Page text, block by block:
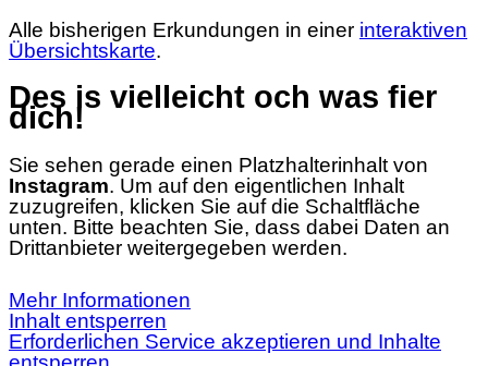
Alle bisherigen Erkundungen in einer interaktiven
Übersichtskarte.
Des is vielleicht och was fier
dich!
Sie sehen gerade einen Platzhalterinhalt von
Instagram. Um auf den eigentlichen Inhalt
zuzugreifen, klicken Sie auf die Schaltfläche
unten. Bitte beachten Sie, dass dabei Daten an
Drittanbieter weitergegeben werden.
Mehr Informationen
Inhalt entsperren
Erforderlichen Service akzeptieren und Inhalte